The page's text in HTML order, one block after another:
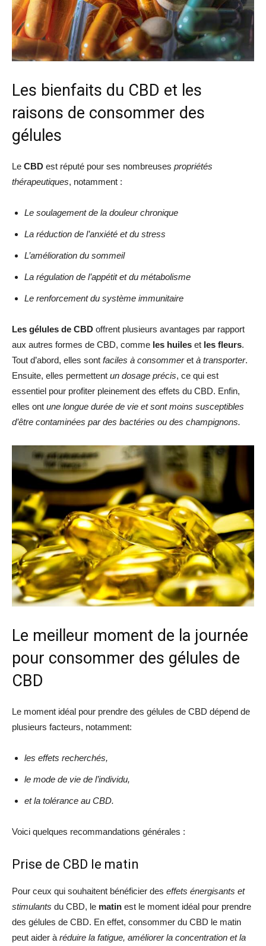
Les bienfaits du CBD et les
raisons de consommer des
gélules
Le CBD est réputé pour ses nombreuses propriétés
thérapeutiques, notamment :
Le soulagement de la douleur chronique
La réduction de l’anxiété et du stress
L’amélioration du sommeil
La régulation de l’appétit et du métabolisme
Le renforcement du système immunitaire
Les gélules de CBD offrent plusieurs avantages par rapport
aux autres formes de CBD, comme les huiles et les fleurs.
Tout d’abord, elles sont faciles à consommeret à transporter.
Ensuite, elles permettent un dosage précis, ce qui est
essentiel pour profiter pleinement des effets du CBD. Enfin,
elles ont une longue durée de vie et sont moins susceptibles
d’être contaminées par des bactéries ou des champignons.
Le meilleur moment de la journée
pour consommer des gélules de
CBD
Le moment idéal pour prendre des gélules de CBD dépend de
plusieurs facteurs, notamment:
les effets recherchés,
le mode de vie de l’individu,
et la tolérance au CBD.
Voici quelques recommandations générales :
Prise de CBD le matin
Pour ceux qui souhaitent bénéficier des effets énergisants et
stimulants du CBD, le matin est le moment idéal pour prendre
des gélules de CBD. En effet, consommer du CBD le matin
peut aider à réduire la fatigue, améliorer la concentration et la